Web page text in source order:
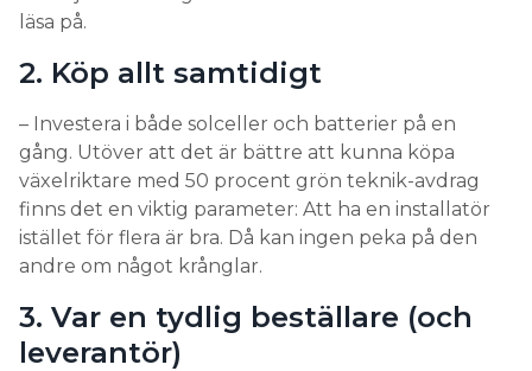
läsa på.
2. Köp allt samtidigt
– Investera i både solceller och batterier på en
gång. Utöver att det är bättre att kunna köpa
växelriktare med 50 procent grön teknik-avdrag
finns det en viktig parameter: Att ha en installatör
istället för flera är bra. Då kan ingen peka på den
andre om något krånglar.
3. Var en tydlig beställare (och
leverantör)